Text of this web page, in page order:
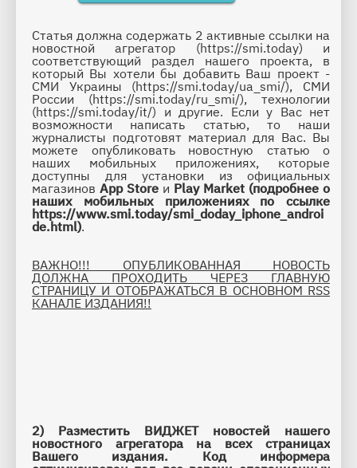
Статья должна содержать 2 активные ссылки на
новостной агрегатор (https://smi.today) и
соответствующий раздел нашего проекта, в
который Вы хотели бы добавить Ваш проект -
СМИ Украины (https://smi.today/ua_smi/), СМИ
России (https://smi.today/ru_smi/), технологии
(https://smi.today/it/) и другие. Если у Вас нет
возможности написать статью, то наши
журналисты подготовят материал для Вас. Вы
можете опубликовать новостную статью о
наших мобильных приложениях, которые
доступны для установки из официальных
магазинов App Store и Play Market (подробнее о
https://www.smi.today/smi_doday_iphone_androi
de.html).
ВАЖНО!!! ОПУБЛИКОВАННАЯ НОВОСТЬ
ДОЛЖНА ПРОХОДИТЬ ЧЕРЕЗ ГЛАВНУЮ
СТРАНИЦУ И ОТОБРАЖАТЬСЯ В ОСНОВНОМ RSS
КАНАЛЕ ИЗДАНИЯ!!
2)
Разместить ВИДЖЕТ новостей нашего
новостного агрегатора на всех страницах
Вашего издания. Код информера